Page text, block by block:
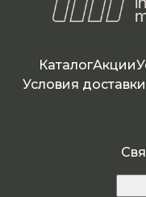
камня
КаталогАкции
Условия доставки